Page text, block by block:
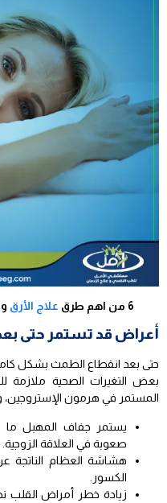
6 من اهم طرق علاج الأرق
أعراض قد تستمر حتى
حتى بعد انقطاع الطمث بشكل
بعض التغيرات الصحية ملازمة
المستمر في هرمون الإستروجين،
يستمر جفاف المهبل ما
صعوبة في العلاقة الزوجية.
هشاشة العظام الناتجة
الكسور.
زيادة خطر أمراض القلب